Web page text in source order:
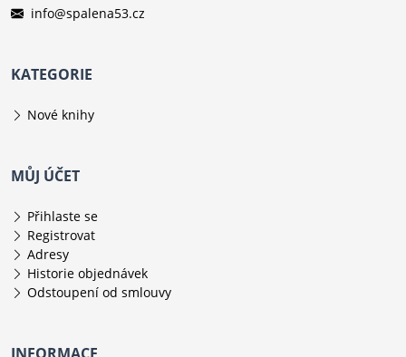
info@spalena53.cz
KATEGORIE
Nové knihy
MŮJ ÚČET
Přihlaste se
Registrovat
Adresy
Historie objednávek
Odstoupení od smlouvy